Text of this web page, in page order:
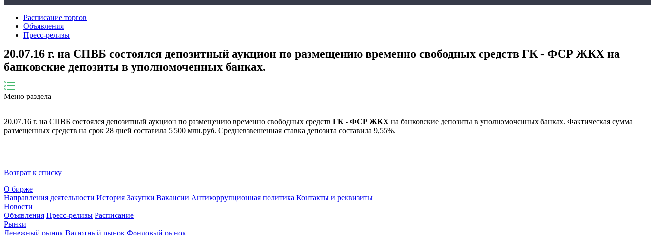
Расписание торгов
Объявления
Пресс-релизы
20.07.16 г. на СПВБ состоялся депозитный аукцион по размещению временно свободных средств ГК - ФСР ЖКХ на
банковские депозиты в уполномоченных банках.
Меню раздела
20.07.16 г. на СПВБ состоялся депозитный аукцион по размещению временно свободных средств ГК - ФСР ЖКХ на банковские депозиты в уполномоченных банках. Фактическая сумма
размещенных средств на срок 28 дней составила 5'500 млн.руб. Средневзвешенная ставка депозита составила 9,55%.
Возврат к списку
О бирже
Направления деятельности История Закупки Вакансии Антикоррупционная политика Контакты и реквизиты
Новости
Объявления Пресс-релизы Расписание
Рынки
Денежный рынок Валютный рынок Фондовый рынок